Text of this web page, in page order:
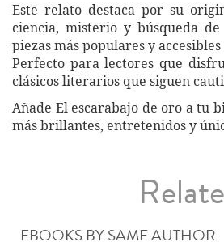
Este relato destaca por su
ciencia, misterio y búsqueda
piezas más populares y
Perfecto para lectores que
clásicos literarios que siguen
Añade El escarabajo de oro a tu
más brillantes, entretenidos y
EBOOKS BY SAME AUTHOR